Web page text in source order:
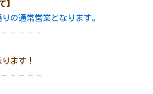
】
の通常営業となります。
– – – –
ります！
– – – –